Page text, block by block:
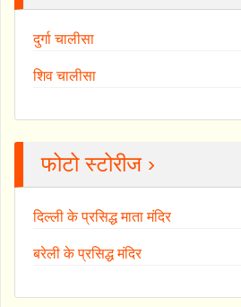
दुर्गा चालीसा
शिव चालीसा
फोटो स्टोरीज ›
दिल्ली के प्रसिद्ध माता मंदिर
बरेली के प्रसिद्ध मंदिर